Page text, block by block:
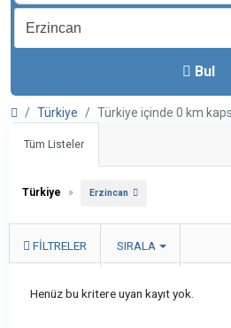
Bul
Türkiye Türkiye içinde 0 km
Tüm Listeler
Türkiye » Erzincan
FILTRELER SIRALA
Henüz bu kritere uyan kayıt yok.